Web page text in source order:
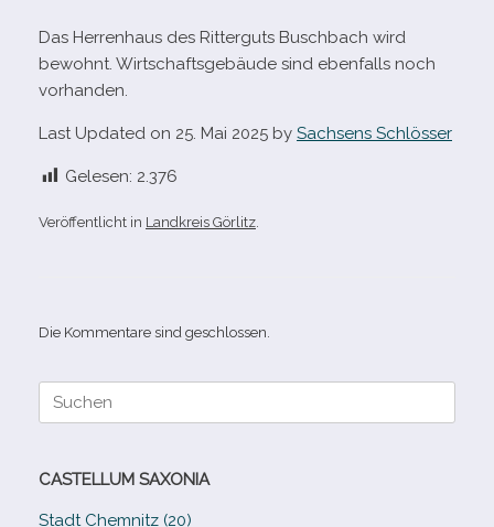
Das Herrenhaus des Ritterguts Buschbach wird
bewohnt. Wirtschaftsgebäude sind eben­falls noch
vorhanden.
Last Updated on 25. Mai 2025 by Sachsens Schlösser
Gelesen: 2.376
Veröffentlicht in Landkreis Görlitz
Die Kommentare sind geschlossen.
Suche
CASTELLUM SAXONIA
Stadt Chemnitz (20)